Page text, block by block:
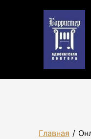
Главная /